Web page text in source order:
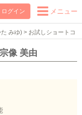
ログイン メニュー
みゆ) > お試しショートコ
像 美由